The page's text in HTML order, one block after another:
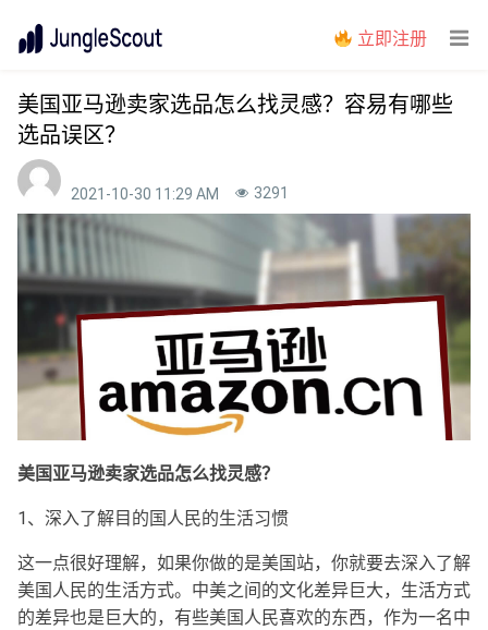
立即注册
美国亚马逊卖家选品怎么找灵感？容易有哪些
选品误区？
2021-10-30 11:29 AM 3291
美国亚马逊卖家选品怎么找灵感？
1、深入了解目的国人民的生活习惯
这一点很好理解，如果你做的是美国站，你就要去深入了解
美国人民的生活方式。中美之间的文化差异巨大，生活方式
的差异也是巨大的，有些美国人民喜欢的东西，作为一名中